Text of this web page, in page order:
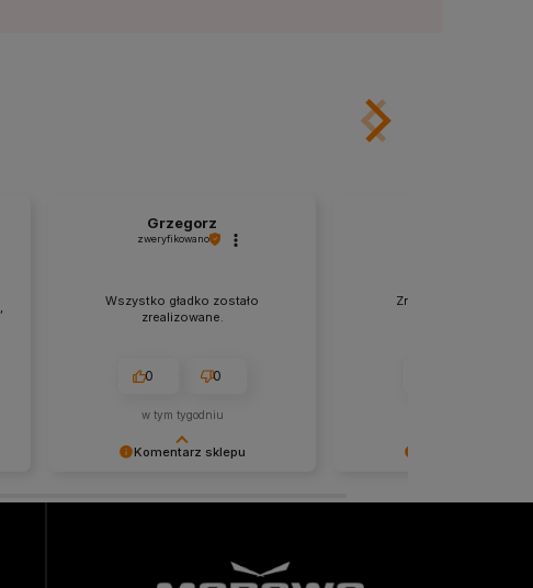
Komentarz sklepu
obsługa trafiła w Twoje gusta. Mamy
Grzegorz
zweryfikowano
Wszystko gładko zostało
zrealizowane.
0 0
w tym tygodniu
zaufanie. Jesteśmy
Znakomity kontakt,